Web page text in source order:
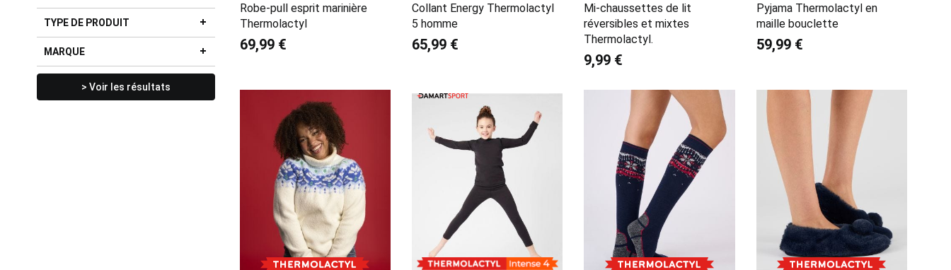
Robe-pull esprit marinière
Thermolactyl
69,99 €
Collant Energy Thermolactyl
5 homme
65,99 €
Mi-chaussettes de lit
réversibles et mixtes
Thermolactyl.
9,99 €
Pyjama Thermolactyl en
maille bouclette
59,99 €
TYPE DE PRODUIT
MARQUE
> Voir les résultats